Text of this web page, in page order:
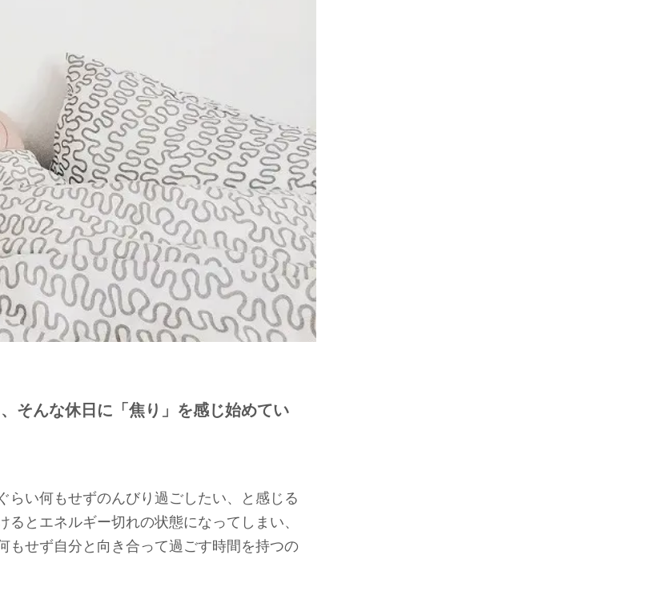
そんな休日に「焦り」を感じ始めてい
らい何もせずのんびり過ごしたい、と感じる
とエネルギー切れの状態になってしまい、
もせず自分と向き合って過ごす時間を持つの